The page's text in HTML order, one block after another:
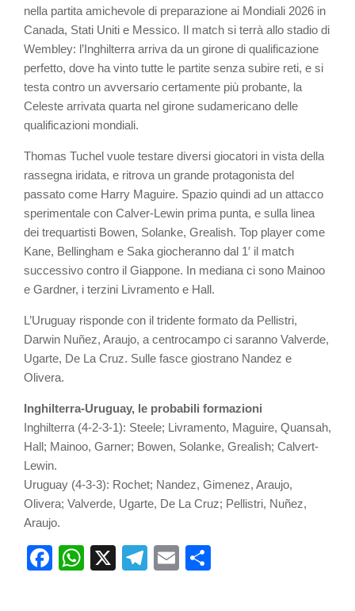
nella partita amichevole di preparazione ai Mondiali 2026 in
Canada, Stati Uniti e Messico. Il match si terrà allo stadio di
Wembley: l’Inghilterra arriva da un girone di qualificazione
perfetto, dove ha vinto tutte le partite senza subire reti, e si
testa contro un avversario certamente più probante, la
Celeste arrivata quarta nel girone sudamericano delle
qualificazioni mondiali.
Thomas Tuchel vuole testare diversi giocatori in vista della
rassegna iridata, e ritrova un grande protagonista del
passato come Harry Maguire. Spazio quindi ad un attacco
sperimentale con Calver-Lewin prima punta, e sulla linea
dei trequartisti Bowen, Solanke, Grealish. Top player come
Kane, Bellingham e Saka giocheranno dal 1′ il match
successivo contro il Giappone. In mediana ci sono Mainoo
e Gardner, i terzini Livramento e Hall.
L’Uruguay risponde con il tridente formato da Pellistri,
Darwin Nuñez, Araujo, a centrocampo ci saranno Valverde,
Ugarte, De La Cruz. Sulle fasce giostrano Nandez e
Olivera.
Inghilterra-Uruguay, le probabili formazioni
Inghilterra (4-2-3-1): Steele; Livramento, Maguire, Quansah,
Hall; Mainoo, Garner; Bowen, Solanke, Grealish; Calvert-
Lewin.
Uruguay (4-3-3): Rochet; Nandez, Gimenez, Araujo,
Olivera; Valverde, Ugarte, De La Cruz; Pellistri, Nuñez,
Araujo.
Facebook
WhatsApp
X Telegram
Email